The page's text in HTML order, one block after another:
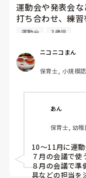
運動会や発表会な
打ち合わせ、練
うちの園は11月
か、パラバルー
正職員にもなんの
何でもギリギリ
運動会 3歳児
ニコニコまん
保育士, 小規模
あん
保育士, 幼
10〜11月に運
７月の会議で使
８月の会議で準
具などの担当を